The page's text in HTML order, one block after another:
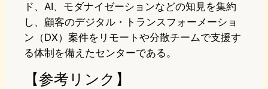
ド、AI、モダナイゼーションなどの知見を集約
し、顧客のデジタル・トランスフォーメーショ
ン（DX）案件をリモートや分散チームで支援す
る体制を備えたセンターである。
【参考リンク】